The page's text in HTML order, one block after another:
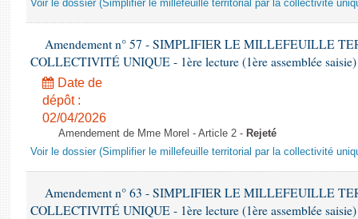
Voir le dossier (Simplifier le millefeuille territorial par la collectivité
Amendement n° 57 - SIMPLIFIER LE MILLEFEUILLE
COLLECTIVITÉ UNIQUE - 1ère lecture (1ère assemblée
Date de
dépôt :
02/04/2026
Amendement de Mme Morel - Article 2 - Rejeté
Voir le dossier (Simplifier le millefeuille territorial par la collectivité
Amendement n° 63 - SIMPLIFIER LE MILLEFEUILLE
COLLECTIVITÉ UNIQUE - 1ère lecture (1ère assemblée